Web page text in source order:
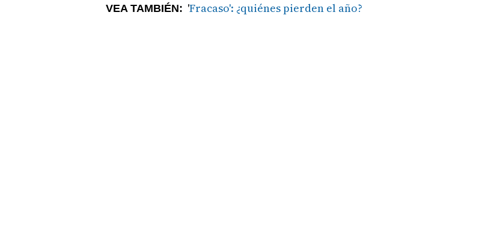
VEA TAMBIÉN: 'Fracaso': ¿quiénes pierden el año?